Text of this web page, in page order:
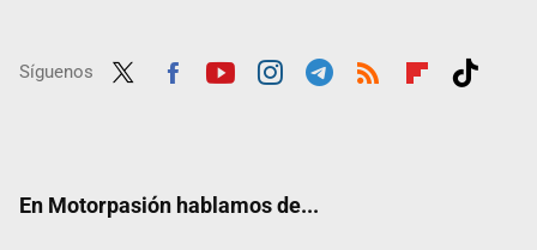
Síguenos
En Motorpasión hablamos de...